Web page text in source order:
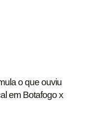
o que ouviu
em Botafogo x